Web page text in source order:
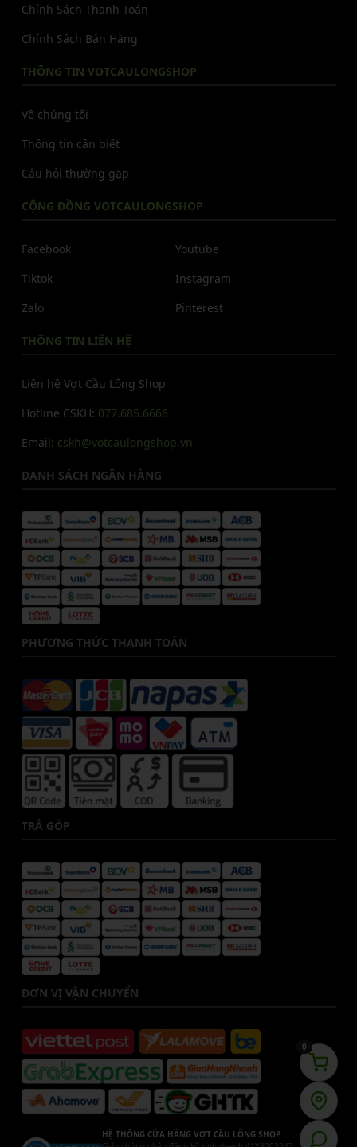
Chính Sách Thanh Toán
Chính Sách Bán Hàng
THÔNG TIN VOTCAULONGSHOP
Về chúng tôi
Thông tin cần biết
Câu hỏi thường gặp
CỘNG ĐỒNG VOTCAULONGSHOP
Facebook
Tiktok
Zalo
Youtube
Instagram
Pinterest
THÔNG TIN LIÊN HỆ
Liên hệ Vợt Cầu Lông Shop
Hotline CSKH: 077.685.6666
Email: cskh@votcaulongshop.vn
DANH SÁCH NGÂN HÀNG
PHƯƠNG THỨC THANH TOÁN
TRẢ GÓP
ĐƠN VỊ VẬN CHUYỂN
HỆ THỐNG CỬA HÀNG VỢT CẦU LÔNG SHOP
0